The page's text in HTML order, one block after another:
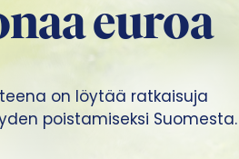
euroa
on löytää ratkaisuja
poistamiseksi Suomesta.